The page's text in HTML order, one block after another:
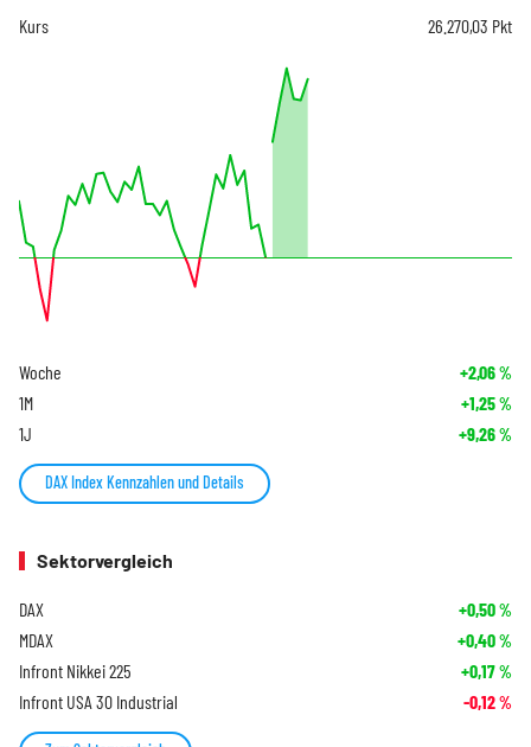
Kurs 26.270,03 Pkt
Woche +2,06%
1M +1,25%
1J +9,26%
DAX Index Kennzahlen und Details
Sektorvergleich
DAX +0,50%
MDAX +0,40%
Infront Nikkei 225 +0,17%
Infront USA 30 Industrial -0,12%